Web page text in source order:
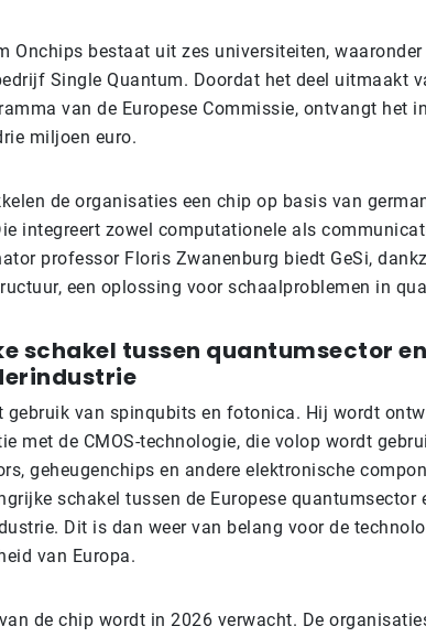
Onchips bestaat uit zes universiteiten, waaronder
Single Quantum. Doordat het deel uitmaakt
van de Europese Commissie, ontvangt het
miljoen euro.
de organisaties een chip op basis van
integreert zowel computationele als
professor Floris Zwanenburg biedt GeSi,
een oplossing voor schaalproblemen in
schakel tussen quantumsector en
gebruik van spinqubits en fotonica. Hij wordt
met de CMOS-technologie, die volop wordt
geheugenchips en andere elektronische
schakel tussen de Europese quantumsector
Dit is dan weer van belang voor de
van Europa.
de chip wordt in 2026 verwacht. De